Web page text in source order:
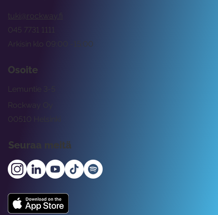
tuki@rockway.fi
Arkisin klo 09:00 -15:00
045 7731 1111
Osoite
Rockway Oy
Lemuntie 3-5
00510 Helsinki
Seuraa meitä